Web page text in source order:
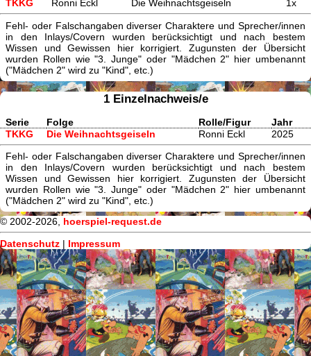
TKKG
Ronni Eckl Die Weihnachtsgeiseln 1x
Fehl- oder Falschangaben diverser Charaktere und Sprecher/innen
in den Inlays/Covern wurden berücksichtigt und nach bestem
Wissen und Gewissen hier korrigiert. Zugunsten der Übersicht
wurden Rollen wie "3. Junge" oder "Mädchen 2" hier umbenannt
("Mädchen 2" wird zu "Kind", etc.)
1 Einzelnachweis/e
Serie Folge Rolle/Figur
Jahr
TKKG
Die Weihnachtsgeiseln Ronni Eckl 2025
Fehl- oder Falschangaben diverser Charaktere und Sprecher/innen
in den Inlays/Covern wurden berücksichtigt und nach bestem
Wissen und Gewissen hier korrigiert. Zugunsten der Übersicht
wurden Rollen wie "3. Junge" oder "Mädchen 2" hier umbenannt
("Mädchen 2" wird zu "Kind", etc.)
© 2002-2026, hoerspiel-request.de
Datenschutz | Impressum